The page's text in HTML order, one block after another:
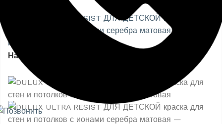
Нажмите, чтобы увеличить